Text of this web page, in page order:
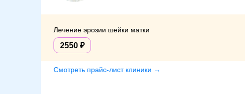
Лечение эрозии шейки матки
2550
Смотреть прайс-лист клиники →